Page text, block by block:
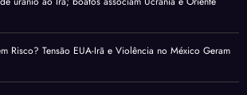
Risco? Tensão EUA-Irã e Violência no México Geram